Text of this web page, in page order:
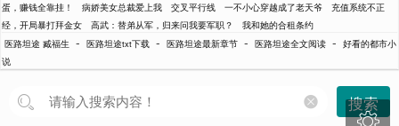
蛋，赚钱全靠挂！
病娇美女总裁爱上我 交叉平行线 一不小心穿越成了老天爷
充值系统不正
经，开局暴打拜金女
高武：替弟从军，归来问我要军职？
我和她的合租条约
医路坦途 臧福生 - 医路坦途txt下载 - 医路坦途最新章节 - 医路坦途全文阅读 - 好看的都市小
说
搜索